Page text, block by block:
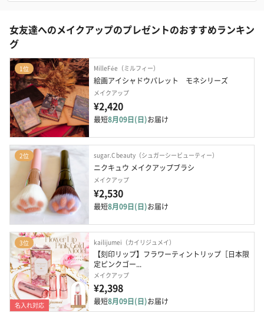
女友達へのメイクアップのプレゼントのおすすめランキン
グ
1位 MilleFée（ミルフィー）
絵画アイシャドウパレット　モネシリーズ
メイクアップ
¥2,420
最短8月09日(日)お届け
2位 sugar.C beauty（シュガーシービューティー）
ニクキュウ メイクアップブラシ
メイクアップ
¥2,530
最短8月09日(日)お届け
3位
名入れ対応
kailijumei（カイリジュメイ）
【刻印リップ】フラワーティントリップ［日本限
定ピンクゴー...
メイクアップ
¥2,398
最短8月09日(日)お届け